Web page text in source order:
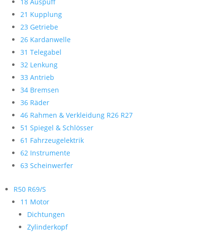
21 Kupplung
23 Getriebe
26 Kardanwelle
31 Telegabel
32 Lenkung
33 Antrieb
34 Bremsen
36 Räder
46 Rahmen & Verkleidung R26 R27
51 Spiegel & Schlösser
61 Fahrzeugelektrik
62 Instrumente
63 Scheinwerfer
R50 R69/S
11 Motor
Dichtungen
Zylinderkopf